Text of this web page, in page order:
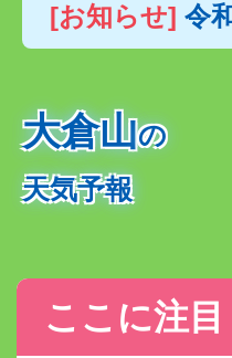
[お知らせ] 令
大倉山の
天気予報
ここに注目